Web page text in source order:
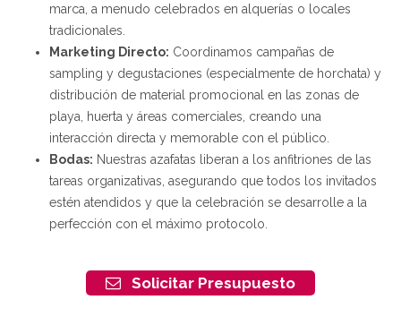
marca, a menudo celebrados en alquerías o locales
tradicionales.
Marketing Directo: Coordinamos campañas de
sampling y degustaciones (especialmente de horchata) y
distribución de material promocional en las zonas de
playa, huerta y áreas comerciales, creando una
interacción directa y memorable con el público.
Bodas: Nuestras azafatas liberan a los anfitriones de las
tareas organizativas, asegurando que todos los invitados
estén atendidos y que la celebración se desarrolle a la
perfección con el máximo protocolo.
Solicitar Presupuesto